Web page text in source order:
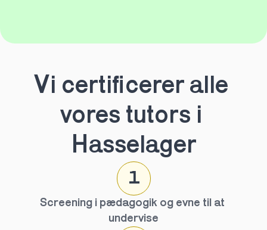
Vi certificerer alle
vores tutors i
Hasselager
1
Screening i pædagogik og evne til at
undervise